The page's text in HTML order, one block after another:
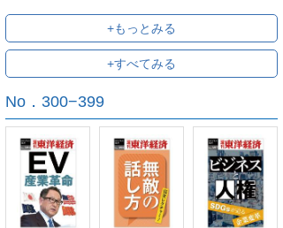
+もっとみる
+すべてみる
No．300−399